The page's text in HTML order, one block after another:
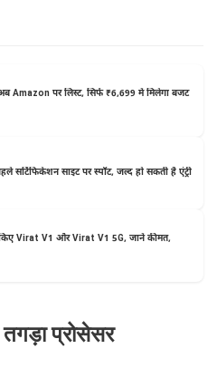
Amazon पर लिस्ट, सिर्फ ₹6,699 में मिलेगा बजट
सर्टिफिकेशन साइट पर स्पॉट, जल्द हो सकती है एंट्री
Virat V1 और Virat V1 5G, जानें कीमत,
तगड़ा प्रोसेसर